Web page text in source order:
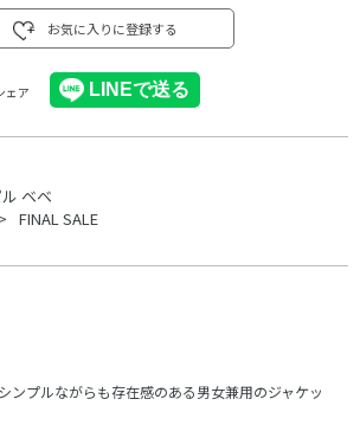
お気に入りに登録する
ェア
ベベ
FINAL SALE
ンプルながらも存在感のある男女兼用のジャケッ